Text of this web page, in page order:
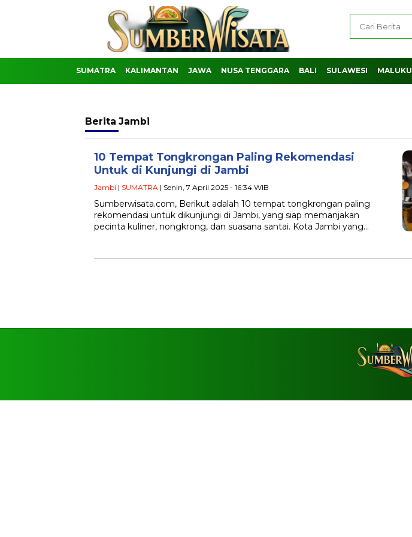
SUMATRA KALIMANTAN JAWA NUSA TENGGARA BALI SULAWESI MALUKU
Berita Jambi
10 Tempat Tongkrongan Paling Rekomendasi
Untuk di Kunjungi di Jambi
Jambi | SUMATRA | Senin, 7 April 2025 - 16:34 WIB
Sumberwisata.com, Berikut adalah 10 tempat tongkrongan paling
rekomendasi untuk dikunjungi di Jambi, yang siap memanjakan
pecinta kuliner, nongkrong, dan suasana santai. Kota Jambi yang…